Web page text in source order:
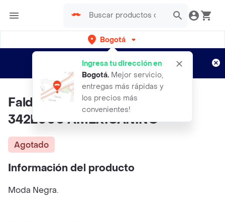
Bogotá
Ingresa tu dirección en
Bogotá. Mejor servicio,
entregas más rápidas y
los precios más
convenientes!
envíos gratis por semanas
Aplican TyC
Falda Mujer Negro Talla 8
342E000 AMERICANINO
Agotado
Información del producto
Moda Negra.